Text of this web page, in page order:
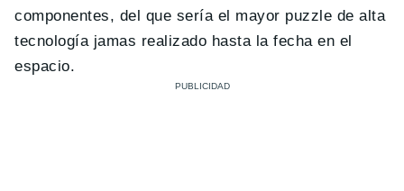
componentes, del que sería el mayor puzzle de alta
tecnología jamas realizado hasta la fecha en el
espacio.